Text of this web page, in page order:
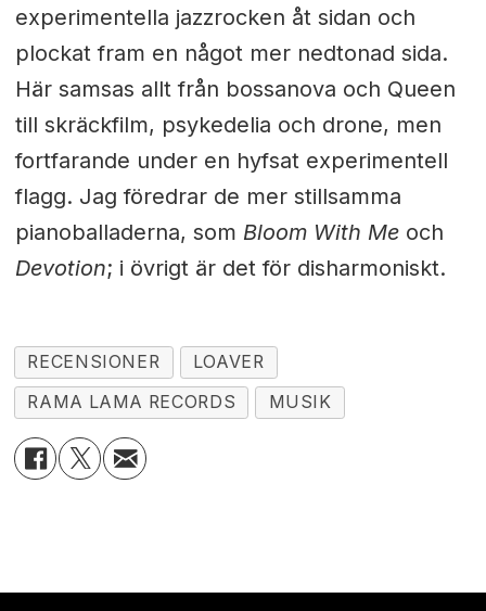
experimentella jazzrocken åt sidan och
plockat fram en något mer nedtonad sida.
Här samsas allt från bossanova och Queen
till skräckfilm, psykedelia och drone, men
fortfarande under en hyfsat experimentell
flagg. Jag föredrar de mer stillsamma
pianoballaderna, som Bloom With Meoch
Devotion; i övrigt är det för disharmoniskt.
RECENSIONER
LOAVER
RAMA LAMA RECORDS
MUSIK